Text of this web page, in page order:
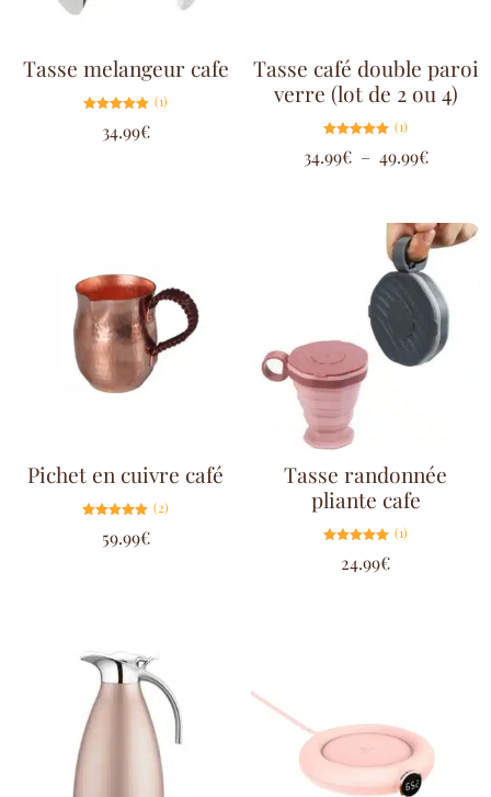
Tasse melangeur cafe
5.00
sur 5
(1)
34.99€
Tasse café double paroi
verre (lot de 2 ou 4)
5.00
sur 5
(1)
34.99€ – 49.99€
Pichet en cuivre café
5.00
sur 5
(2)
59.99€
Tasse randonnée
pliante cafe
5.00
sur 5
(1)
24.99€